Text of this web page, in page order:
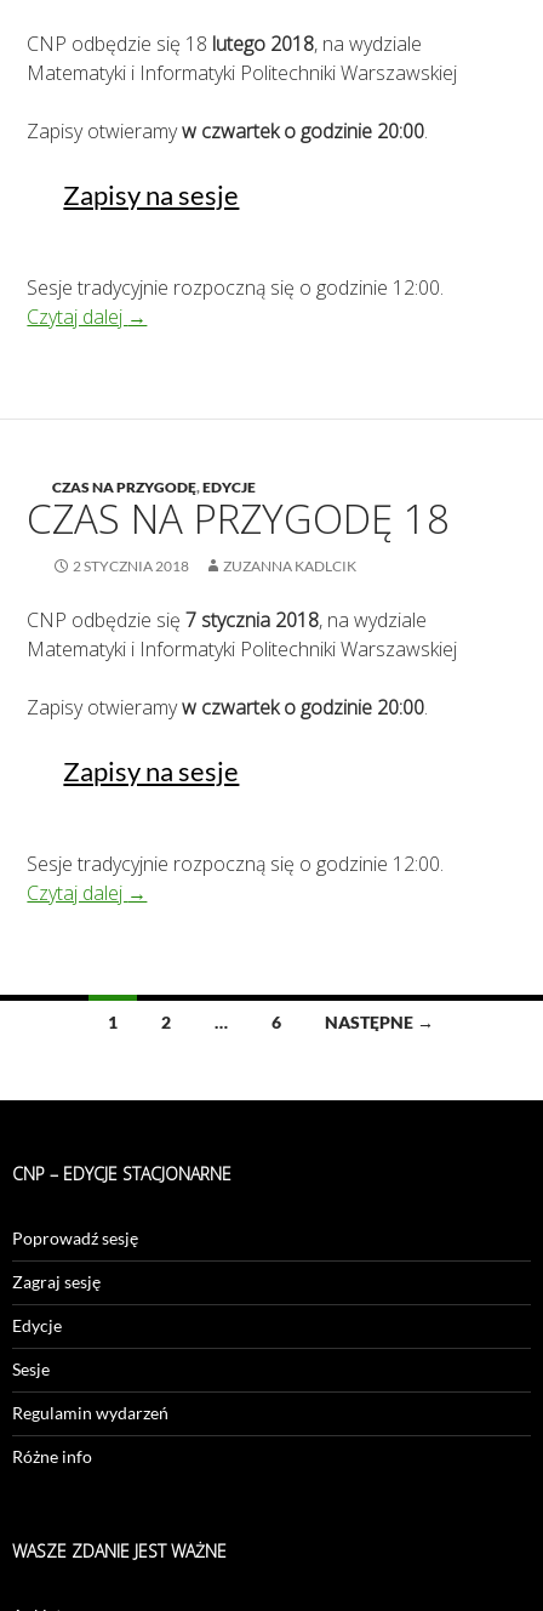
CNP odbędzie się 18 lutego 2018, na wydziale
Matematyki i Informatyki Politechniki Warszawskiej
Zapisy otwieramyw czwartek o godzinie 20:00.
Zapisy na sesje
Sesje tradycyjnie rozpoczną się o godzinie 12:00.
Czytaj dalej Czas na Przygodę vol. 20
→
CZAS NA PRZYGODĘ,EDYCJE
CZAS NA PRZYGODĘ 18
2 STYCZNIA 2018 ZUZANNA KADLCIK
CNP odbędzie się7 stycznia 2018, na wydziale
Matematyki i Informatyki Politechniki Warszawskiej
Zapisy otwieramyw czwartek o godzinie 20:00.
Zapisy na sesje
Sesje tradycyjnie rozpoczną się o godzinie 12:00.
Czytaj dalej Czas na Przygodę 18
→
Nawigacja
wpisach
1 2 … 6 NASTĘPNE →
CNP – EDYCJE STACJONARNE
Poprowadź sesję
Zagraj sesję
Edycje
Sesje
Regulamin wydarzeń
Różne info
WASZE ZDANIE JEST WAŻNE